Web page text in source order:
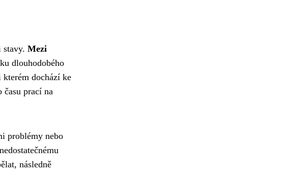
stavy. Mezi
dlouhodobého
dochází ke
prací na
problémy nebo
následně